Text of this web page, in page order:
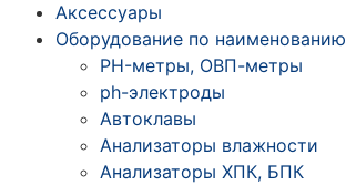
Аксессуары
Оборудование по наименованию
PH-метры, ОВП-метры
ph-электроды
Автоклавы
Анализаторы влажности
Анализаторы ХПК, БПК